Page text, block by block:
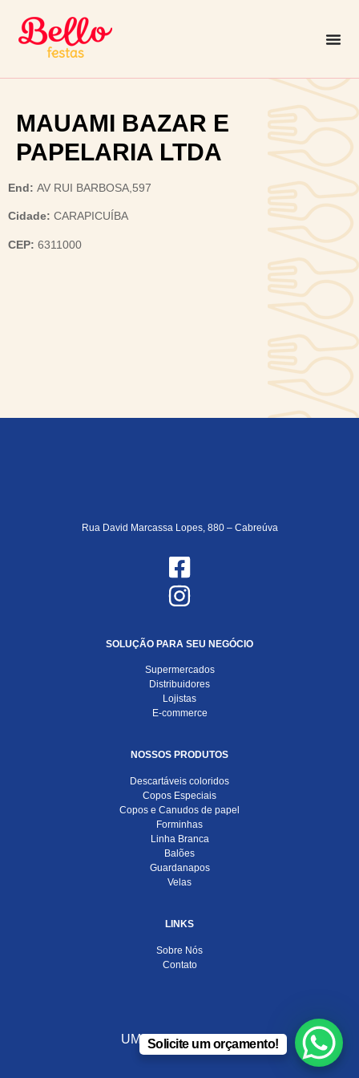
MAUAMI BAZAR E
PAPELARIA LTDA
End: AV RUI BARBOSA,597
Cidade: CARAPICUÍBA
CEP: 6311000
Rua David Marcassa Lopes, 880 – Cabreúva
SOLUÇÃO PARA SEU NEGÓCIO
Supermercados
Distribuidores
Lojistas
E-commerce
NOSSOS PRODUTOS
Descartáveis coloridos
Copos Especiais
Copos e Canudos de papel
Forminhas
Linha Branca
Balões
Guardanapos
Velas
LINKS
Sobre Nós
Contato
UMA EMPRESA DO
Solicite um orçamento!